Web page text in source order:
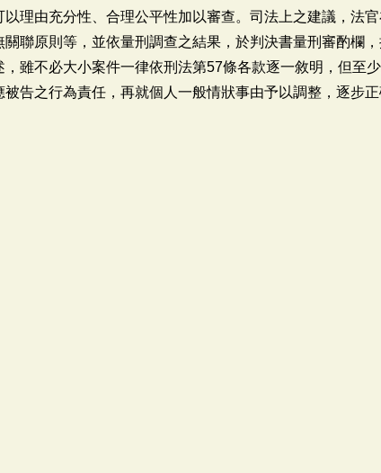
理由充分性、合理公平性加以審查。司法上之建議，法
聯原則等，並依量刑調查之結果，於判決書量刑審酌欄
雖不必大小案件一律依刑法第57條各款逐一敘明，但至
告之行為責任，再就個人一般情狀事由予以調整，逐步正